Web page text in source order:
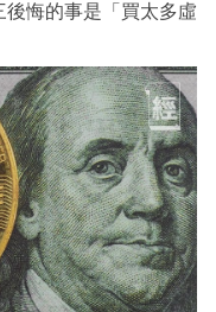
悔的事是「買太多虛